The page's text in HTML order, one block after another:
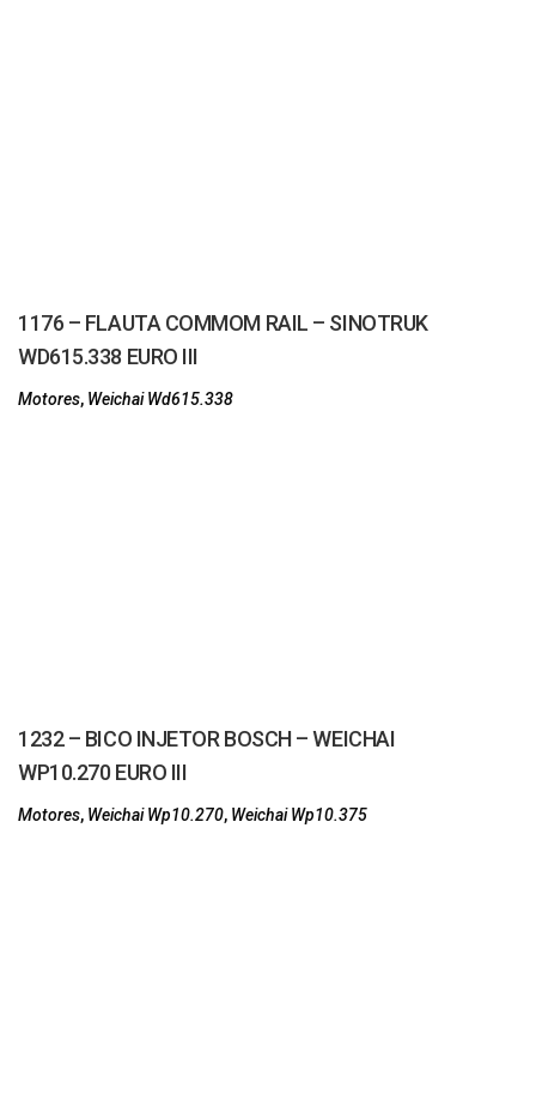
1176 – FLAUTA COMMOM RAIL – SINOTRUK
WD615.338 EURO III
Motores, Weichai Wd615.338
1232 – BICO INJETOR BOSCH – WEICHAI
WP10.270 EURO III
Motores, Weichai Wp10.270, Weichai Wp10.375